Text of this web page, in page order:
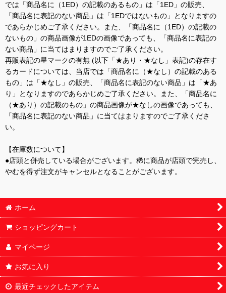
では「商品名に（1ED）の記載のあるもの」は「1ED」の販売、
「商品名に表記のない商品」は「1EDではないもの」となりますの
であらかじめご了承ください。また、「商品名に（1ED）の記載の
ないもの」の商品画像が1EDの画像であっても、「商品名に表記の
ない商品」に当てはまりますのでご了承ください。
再販表記の星マークの有無 (以下「★あり・★なし」表記)の存在す
るカードについては、当店では「商品名に（★なし）の記載のある
もの」は「★なし」の販売、「商品名に表記のない商品」は「★あ
り」となりますのであらかじめご了承ください。また、「商品名に
（★あり）の記載のもの」の商品画像が★なしの画像であっても、
「商品名に表記のない商品」に当てはまりますのでご了承くださ
い。
【在庫数について】
●店頭と併売している場合がございます。稀に商品が店頭で完売し、
やむを得ず注文がキャンセルとなることがございます。
ホーム
ショッピングカート
マイページ
お気に入り
最近チェックしたアイテム